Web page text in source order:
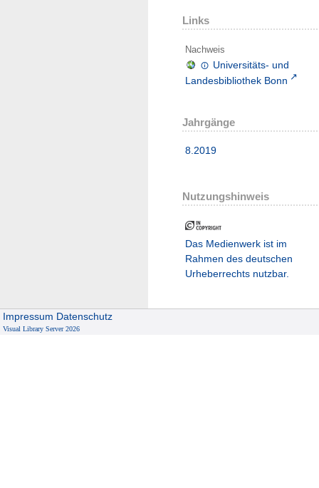
Links
Nachweis
Universitäts- und
Landesbibliothek Bonn
Jahrgänge
8.2019
Nutzungshinweis
Das Medienwerk ist im
Rahmen des deutschen
Urheberrechts nutzbar.
Impressum Datenschutz
Visual Library Server 2026